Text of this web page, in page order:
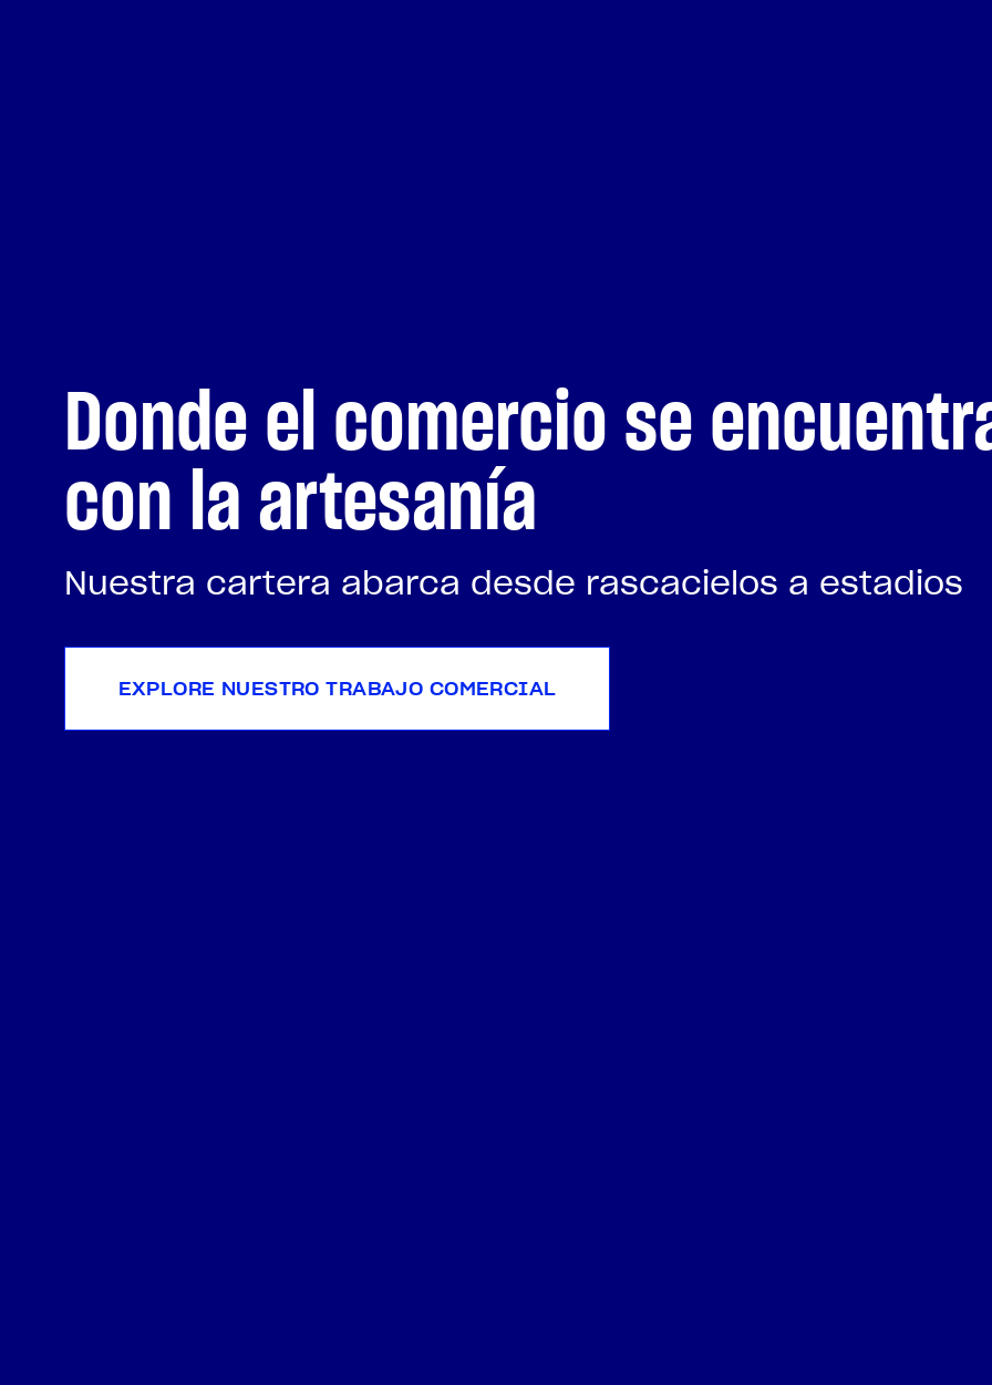
Donde el comercio se encuentra
con la artesanía
Nuestra cartera abarca desde rascacielos a estadios
EXPLORE NUESTRO TRABAJO COMERCIAL
Educación
Creamos espacios donde las personas aprenden,
innovan para el futuro.